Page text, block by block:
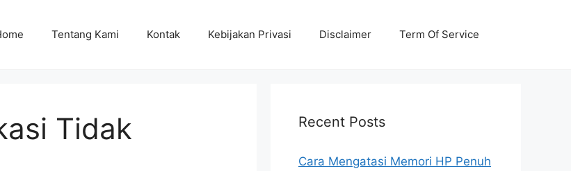
Tentang Kami Kontak Kebijakan Privasi Disclaimer Term Of Service
Tidak
Recent Posts
Cara Mengatasi Memori HP Penuh